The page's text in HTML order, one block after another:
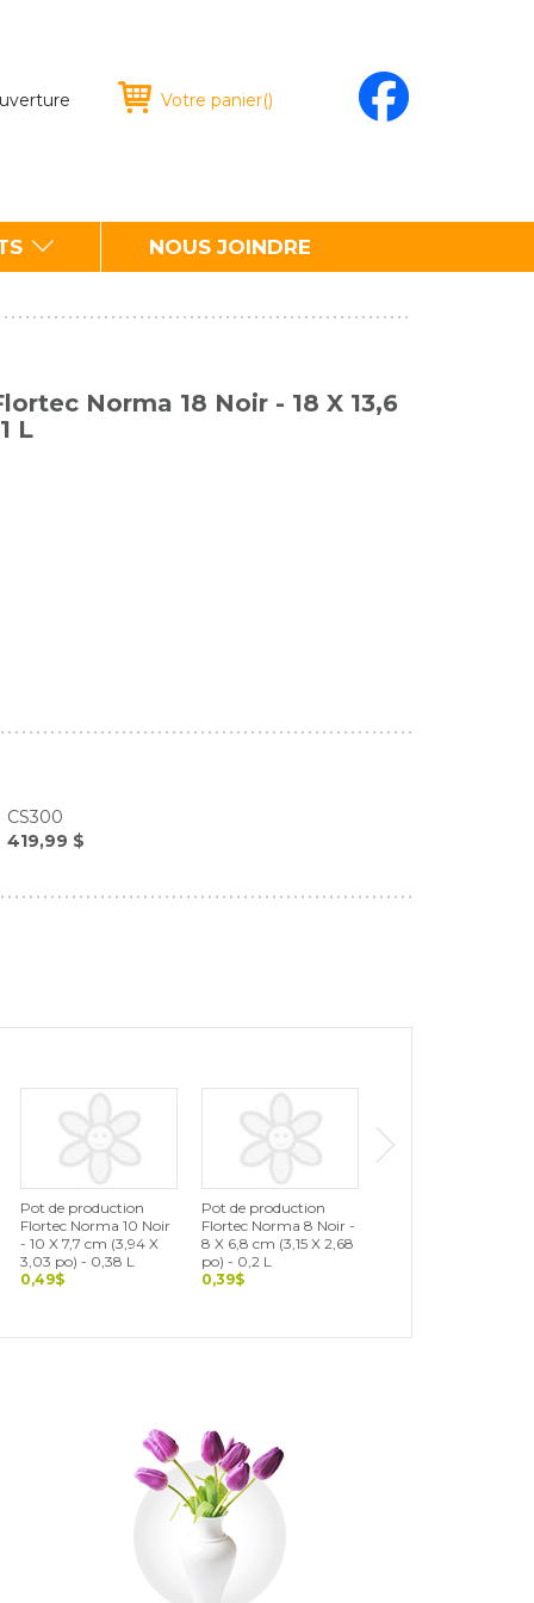
Votre panier()
NOUS JOINDRE
Norma 18 Noir - 18 X 13,6
L
CS300
419,99 $
Pot de production
Flortec Norma 10 Noir
- 10 X 7,7 cm (3,94 X
3,03 po) - 0,38 L
0,49$
Pot de production
Flortec Norma 8 Noir -
8 X 6,8 cm (3,15 X 2,68
po) - 0,2 L
0,39$